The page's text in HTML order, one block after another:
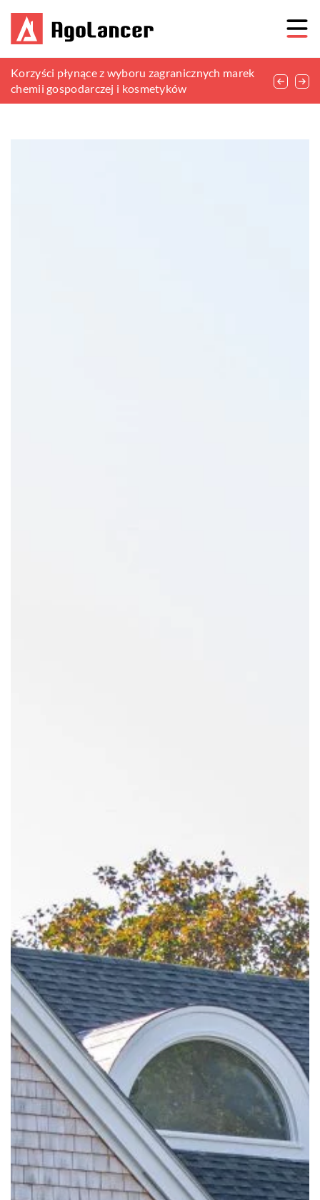
Kreatywne sposoby na ożywienie balkonu za
pomocą unikalnych dekoracji
Korzyści płynące z wyboru zagranicznych marek
chemii gospodarczej i kosmetyków
Jak stworzyć funkcjonalną kuchnię w małej
przestrzeni?